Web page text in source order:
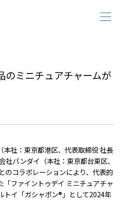
のミニチュアチャームが
社：東京都港区、代表取締役 社長
社バンダイ（本社：東京都台東区、
のコラボレーションにより、代表的
ファイントゥデイ ミニチュアチャ
トイ「ガシャポン®」として2024年